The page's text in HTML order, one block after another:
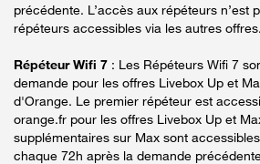
précédente. L’accès aux répéteurs n’est
répéteurs accessibles via les autres offres.
Répéteur Wifi 7 : Les Répéteurs Wifi 7
demande pour les offres Livebox Up et
d'Orange. Le premier répéteur est
orange.fr pour les offres Livebox Up et
supplémentaires sur Max sont
chaque 72h après la demande